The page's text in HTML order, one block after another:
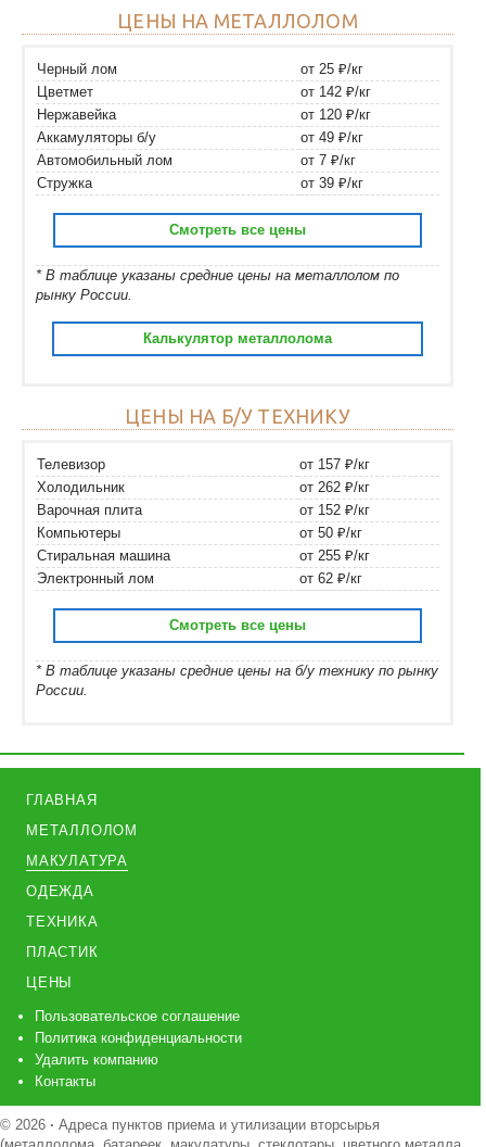
ЦЕНЫ НА МЕТАЛЛОЛОМ
Черный лом
от 25 ₽/кг
Цветмет
от 142 ₽/кг
Нержавейка
от 120 ₽/кг
Аккамуляторы б/у
от 49 ₽/кг
Автомобильный лом
от 7 ₽/кг
Стружка
от 39 ₽/кг
Смотреть все цены
* В таблице указаны средние цены на металлолом по
рынку России.
Калькулятор металлолома
ЦЕНЫ НА Б/У ТЕХНИКУ
Телевизор
от 157 ₽/кг
Холодильник
от 262 ₽/кг
Варочная плита
от 152 ₽/кг
Компьютеры
от 50 ₽/кг
Стиральная машина
от 255 ₽/кг
Электронный лом
от 62 ₽/кг
Смотреть все цены
* В таблице указаны средние цены на б/у технику по рынку
России.
ГЛАВНАЯ
МЕТАЛЛОЛОМ
МАКУЛАТУРА
ОДЕЖДА
ТЕХНИКА
ПЛАСТИК
ЦЕНЫ
Пользовательское соглашение
Политика конфиденциальности
Удалить компанию
Контакты
© 2026 · Адреса пунктов приема и утилизации вторсырья